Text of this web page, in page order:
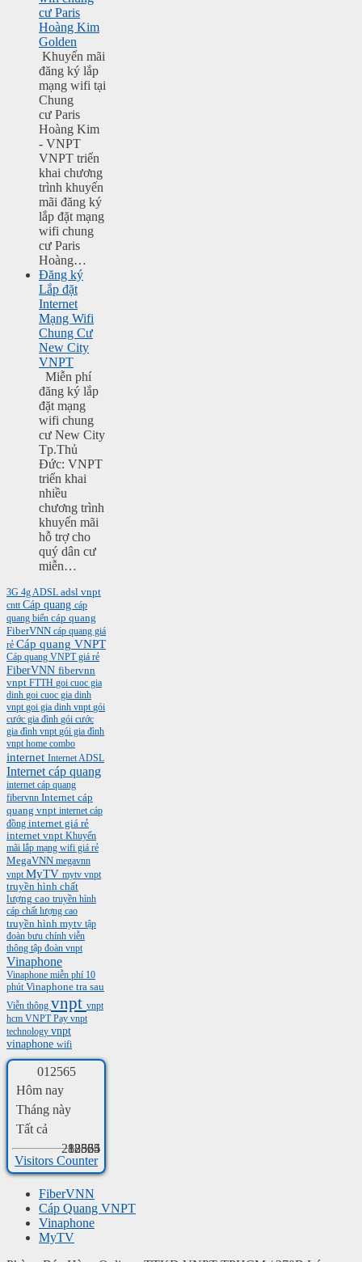
cư Paris
Hoàng Kim
Golden
Khuyến mãi
đăng ký lắp
mạng wifi tại
Chung
cư Paris
Hoàng Kim
- VNPT
VNPT triển
khai chương
trình khuyến
mãi đăng ký
lắp đặt mạng
wifi chung
cư Paris
Hoàng…
Đăng ký
Lắp đặt
Internet
Mạng Wifi
Chung Cư
New City
VNPT
Miễn phí
đăng ký lắp
đặt mạng
wifi chung
cư New City
Tp.Thủ
Đức: VNPT
triển khai
nhiều
chương trình
khuyến mãi
hỗ trợ cho
quý dân cư
miễn…
3G 4gADSL adsl vnpt
cnttCáp quang cáp
quang biển cáp quang
FiberVNN cáp quang giá
rẻ Cáp quang VNPT
Cáp quang VNPT giá rẻ
FiberVNN fibervnn
vnpt FTTH goi cuoc gia
dinh goi cuoc gia dinh
vnptgoi gia dinh vnptgói
cước gia đình gói cước
gia đình vnptgói gia đình
vnpthome combo
internet Internet ADSL
Internet cáp quang
internet cáp quang
fibervnn Internet cáp
quang vnpt internet cáp
đồng internet giá rẻ
internet vnpt Khuyến
mãi lắp mạng wifi giá rẻ
MegaVNN megavnn
vnptMyTV mytv vnpt
truyền hình chất
lượng cao truyền hình
cáp chất lượng cao
truyền hình mytv tập
đoàn bưu chính viễn
thông tập đoàn vnpt
Vinaphone
Vinaphone miễn phí 10
phútVinaphone tra sau
Viễn thông vnpt vnpt
hcm VNPT Pay vnpt
technology vnpt
vinaphone wifi
01 2565
Hôm nay
Tháng này
Tất cả
12565
288824
12565
Visitors Counter
FiberVNN
Cáp Quang VNPT
Vinaphone
MyTV